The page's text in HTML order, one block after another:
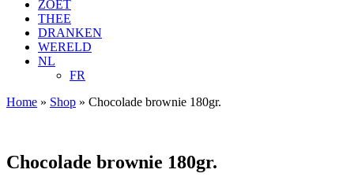
ZOET
THEE
DRANKEN
WERELD
NL
FR
Home » Shop » Chocolade brownie 180gr.
Chocolade brownie 180gr.